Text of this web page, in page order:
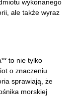
wykonanego
ale także wyraz
to nie tylko
o znaczeniu
sprawiają, że
morskiej